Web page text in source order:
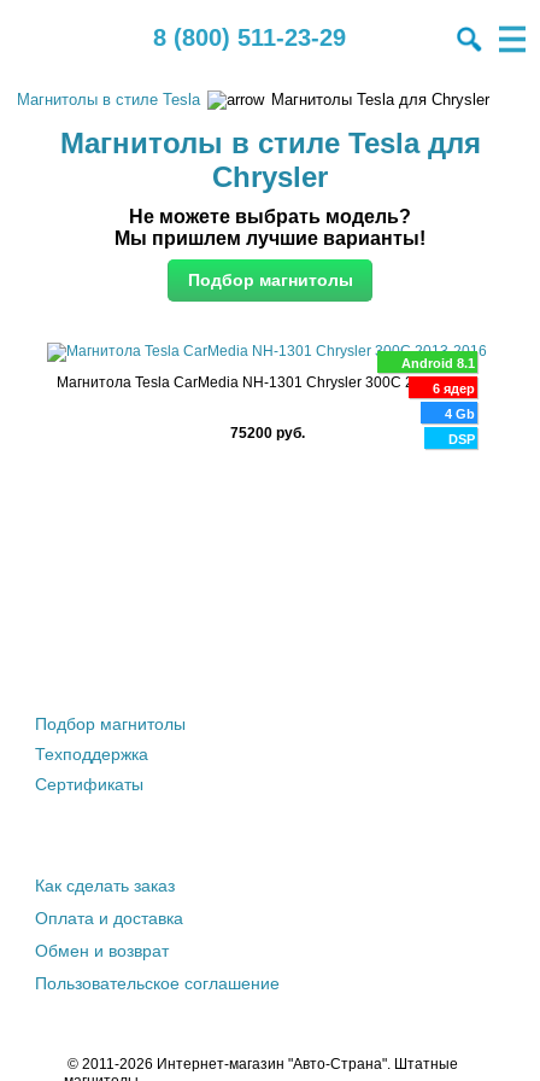
8 (800) 511-23-29
Магнитолы в стиле Tesla Магнитолы Tesla для Chrysler
Магнитолы в стиле Tesla для
Chrysler
Не можете выбрать модель?
Мы пришлем лучшие варианты!
Android 8.1
6 ядер
4 Gb
DSP
Магнитола Tesla CarMedia NH-1301 Chrysler 300C 2013-2016
75200 руб.
Подбор магнитолы
Техподдержка
Сертификаты
Как сделать заказ
Оплата и доставка
Обмен и возврат
Пользовательское соглашение
© 2011-2026 Интернет-магазин "Авто-Страна". Штатные